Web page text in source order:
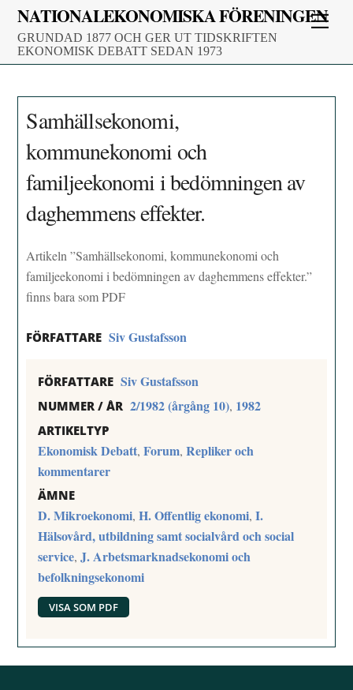
Skip
content
NATIONALEKONOMISKA FÖRENINGEN
GRUNDAD 1877 OCH GER UT TIDSKRIFTEN
EKONOMISK DEBATT SEDAN 1973
Samhällsekonomi,
kommunekonomi och
familjeekonomi i bedömningen av
daghemmens effekter.
Artikeln ”Samhällsekonomi, kommunekonomi och
familjeekonomi i bedömningen av daghemmens effekter.”
finns bara som PDF
FÖRFATTARE Siv Gustafsson
FÖRFATTARE Siv Gustafsson
NUMMER / ÅR 2/1982 (årgång 10), 1982
ARTIKELTYP
Ekonomisk Debatt,Forum,Repliker och
kommentarer
ÄMNE
D. Mikroekonomi,H. Offentlig ekonomi,I.
Hälsovård, utbildning samt socialvård och social
service,J. Arbetsmarknadsekonomi och
befolkningsekonomi
VISA SOM PDF